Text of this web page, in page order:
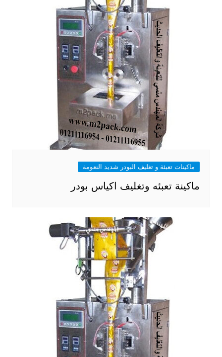
ماكينات تعبئة و تغليف البودر شديد النعومة
ماكينة تعبئه وتغليف اكياس بودر